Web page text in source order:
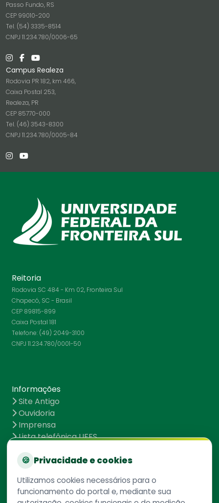
Passo Fundo, RS
CEP 99010-200
Tel. (54) 3335-8514
CNPJ 11.234.780/0006-65
Campus Realeza
Rodovia PR 182, km 466,
Caixa Postal 253,
Realeza, PR
CEP 85770-000
Tel. (46) 3543-8300
CNPJ 11.234.780/0005-84
Reitoria
Rodovia SC 484 - Km 02, Fronteira Sul
Chapecó, SC - Brasil
CEP 89815-899
Caixa Postal 181
Telefone: (49) 2049-3100
CNPJ 11.234.780/0001-50
Informações
Site Antigo
Ouvidoria
Imprensa
Lista telefônica UFFS
UFFS contra o Aedes
Mapa do site
🍪 Privacidade e cookies
Utilizamos cookies necessários para o
funcionamento do portal e, mediante sua